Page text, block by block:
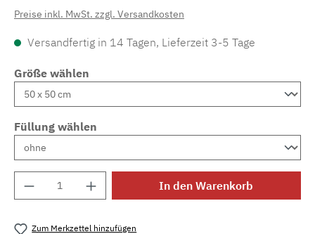
Preise inkl. MwSt. zzgl. Versandkosten
Versandfertig in 14 Tagen, Lieferzeit 3-5 Tage
Größe wählen
Füllung wählen
Produkt Anzahl: Gib den gewünschten
In den Warenkorb
Zum Merkzettel hinzufügen